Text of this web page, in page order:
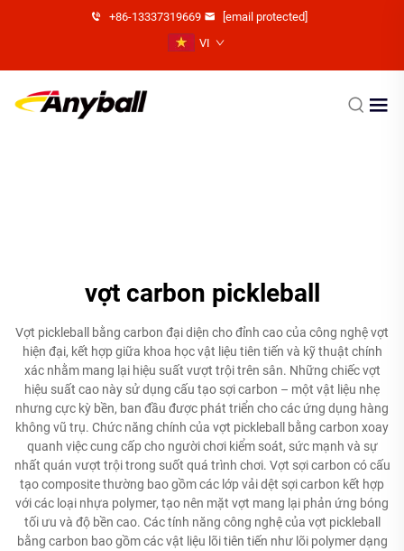
+86-13337319669
[email protected]
VI
vợt carbon pickleball
Vợt pickleball bằng carbon đại diện cho đỉnh cao của công nghệ vợt
hiện đại, kết hợp giữa khoa học vật liệu tiên tiến và kỹ thuật chính
xác nhằm mang lại hiệu suất vượt trội trên sân. Những chiếc vợt
hiệu suất cao này sử dụng cấu tạo sợi carbon – một vật liệu nhẹ
nhưng cực kỳ bền, ban đầu được phát triển cho các ứng dụng hàng
không vũ trụ. Chức năng chính của vợt pickleball bằng carbon xoay
quanh việc cung cấp cho người chơi kiểm soát, sức mạnh và sự
nhất quán vượt trội trong suốt quá trình chơi. Vợt sợi carbon có cấu
tạo composite thường bao gồm các lớp vải dệt sợi carbon kết hợp
với các loại nhựa polymer, tạo nên mặt vợt mang lại phản ứng bóng
tối ưu và độ bền cao. Các tính năng công nghệ của vợt pickleball
bằng carbon bao gồm các vật liệu lõi tiên tiến như lõi polymer dạng